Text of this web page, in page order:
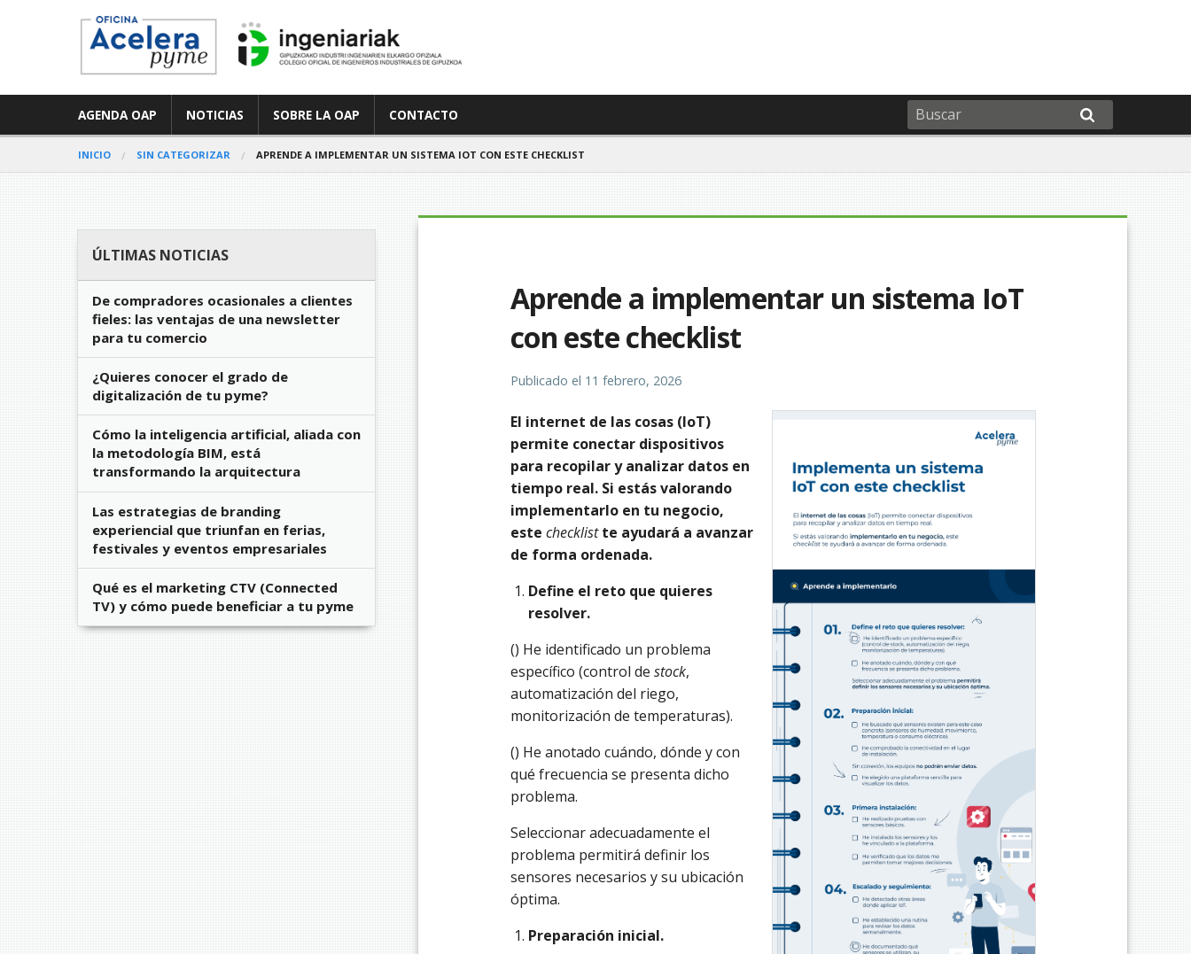
AGENDA OAP NOTICIAS SOBRE LA OAP CONTACTO
INICIO SIN CATEGORIZAR APRENDE A IMPLEMENTAR UN SISTEMA IOT CON ESTE CHECKLIST
Aprende a implementar un sistema IoT
con este checklist
Publicado el 11 febrero, 2026
El internet de las cosas (IoT)
permite conectar dispositivos
para recopilar y analizar datos en
tiempo real. Si estás valorando
implementarlo en tu negocio,
este checklistte ayudará a avanzar
de forma ordenada.
Define el reto que quieres
resolver.
() He identificado un problema
específico (control de stock,
automatización del riego,
monitorización de temperaturas).
() He anotado cuándo, dónde y con
qué frecuencia se presenta dicho
problema.
Seleccionar adecuadamente el
problema permitirá definir los
sensores necesarios y su ubicación
óptima.
Preparación inicial.
ÚLTIMAS NOTICIAS
De compradores ocasionales a clientes
fieles: las ventajas de una newsletter
para tu comercio
¿Quieres conocer el grado de
digitalización de tu pyme?
Cómo la inteligencia artificial, aliada con
la metodología BIM, está
transformando la arquitectura
Las estrategias de branding
experiencial que triunfan en ferias,
festivales y eventos empresariales
Qué es el marketing CTV (Connected
TV) y cómo puede beneficiar a tu pyme